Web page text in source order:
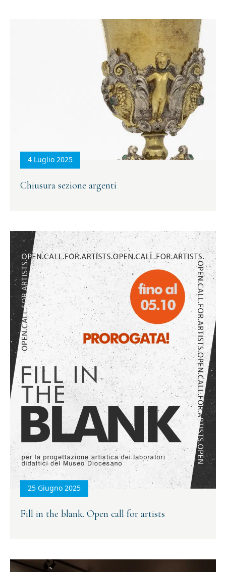
4 Luglio 2025
Chiusura sezione argenti
25 Giugno 2025
Fill in the blank. Open call for artists